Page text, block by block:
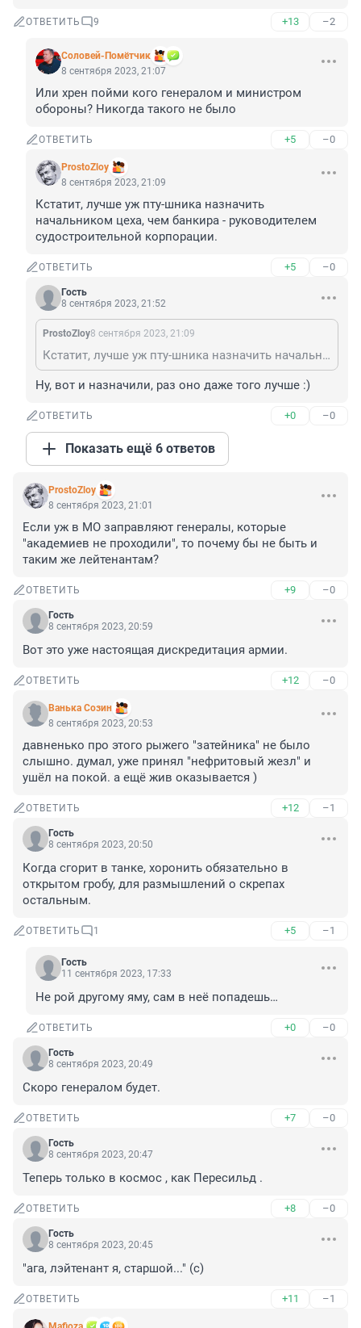
ОТВЕТИТЬ 9 +13 –2
Соловей-Помётчик
8 сентября 2023, 21:07
Или хрен пойми кого генералом и министром
обороны? Никогда такого не было
ОТВЕТИТЬ +5 –0
ProstoZloy
8 сентября 2023, 21:09
Кстатит, лучше уж пту-шника назначить
начальником цеха, чем банкира - руководителем
судостроительной корпорации.
ОТВЕТИТЬ +5 –0
Гость
8 сентября 2023, 21:52
ProstoZloy8 сентября 2023, 21:09
Кстатит, лучше уж пту-шника назначить начальником цеха, чем банкира - руководителем судостроительной корпорации.
Ну, вот и назначили, раз оно даже того лучше :)
ОТВЕТИТЬ +0 –0
Показать ещё 6 ответов
ProstoZloy
8 сентября 2023, 21:01
Если уж в МО заправляют генералы, которые
"академиев не проходили", то почему бы не быть и
таким же лейтенантам?
ОТВЕТИТЬ +9 –0
Гость
8 сентября 2023, 20:59
Вот это уже настоящая дискредитация армии.
ОТВЕТИТЬ +12 –0
Ванька Созин
8 сентября 2023, 20:53
давненько про этого рыжего "затейника" не было
слышно. думал, уже принял "нефритовый жезл" и
ушёл на покой. а ещё жив оказывается )
ОТВЕТИТЬ +12 –1
Гость
8 сентября 2023, 20:50
Когда сгорит в танке, хоронить обязательно в
открытом гробу, для размышлений о скрепах
остальным.
ОТВЕТИТЬ 1 +5 –1
Гость
11 сентября 2023, 17:33
Не рой другому яму, сам в неё попадешь…
ОТВЕТИТЬ +0 –0
Гость
8 сентября 2023, 20:49
Скоро генералом будет.
ОТВЕТИТЬ +7 –0
Гость
8 сентября 2023, 20:47
Теперь только в космос , как Пересильд .
ОТВЕТИТЬ +8 –0
Гость
8 сентября 2023, 20:45
"ага, лэйтенант я, старшой..." (с)
ОТВЕТИТЬ +11 –1